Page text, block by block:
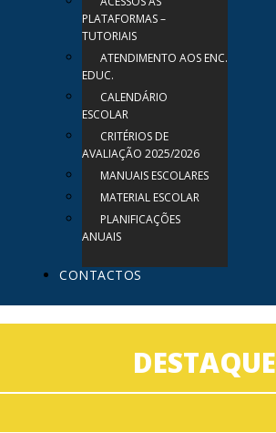
PLATAFORMAS –
TUTORIAIS
ATENDIMENTO AOS ENC.
EDUC.
CALENDÁRIO
ESCOLAR
CRITÉRIOS DE
AVALIAÇÃO 2025/2026
MANUAIS ESCOLARES
MATERIAL ESCOLAR
PLANIFICAÇÕES
ANUAIS
CONTACTOS
DESTAQUE